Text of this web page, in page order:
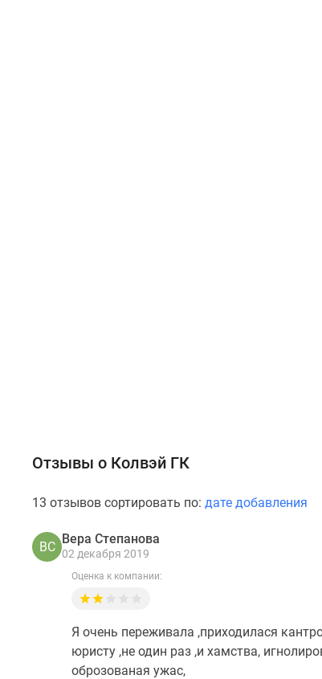
Отзывы о Колвэй ГК
13 отзывов сортировать по: дате добавления
ВС
Вера Степанова
02 декабря 2019
Оценка к компании:
Я очень переживала ,приходилася
юристу ,не один раз ,и хамства,
оброзованая ужас,